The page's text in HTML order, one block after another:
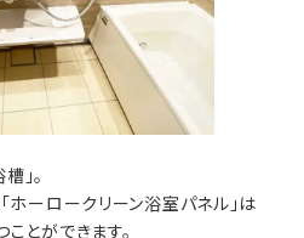
」。
ホーロークリーン浴室パネル」は
とができます。